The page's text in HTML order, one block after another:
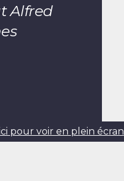
Alfred
pour voir en plein écran